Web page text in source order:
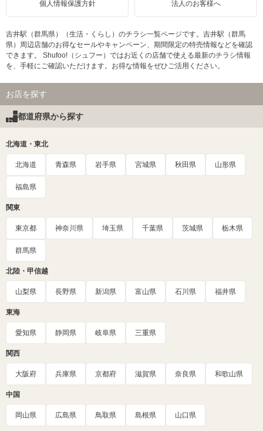
個人情報保護方針 法人のお客様へ
吉井駅（群馬県）（生活・くらし）のチラシ一覧ページです。吉井駅（群馬
県）周辺店舗のお得なセールやキャンペーン、期間限定の特売情報などを確認
できます。 Shufoo!（シュフー）ではお近くの店舗で使える最新のチラシ情報
を、手軽にご確認いただけます。お得な情報をぜひご活用ください。
お店を探す
都道府県から探す
北海道・東北
北海道 青森県 岩手県 宮城県 秋田県 山形県
福島県
関東
東京都 神奈川県 埼玉県 千葉県 茨城県 栃木県
群馬県
北陸・甲信越
山梨県 長野県 新潟県 富山県 石川県 福井県
東海
愛知県 静岡県 岐阜県 三重県
関西
大阪府 兵庫県 京都府 滋賀県 奈良県 和歌山県
中国
岡山県 広島県 鳥取県 島根県 山口県